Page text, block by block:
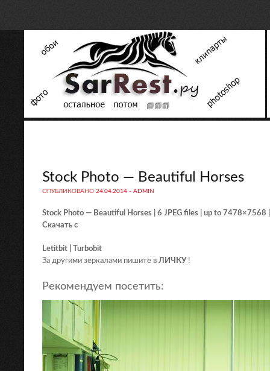
Stock Photo — Beautiful Horses
ОПУБЛИКОВАНО 24.04.2014 - ADMIN
Stock Photo — Beautiful Horses | 6 JPEG files | up to 7478×7568
Скачать с
Letitbit | Turbobit
За другими зеркалами пишите в ЛИЧКУ !
Рекомендуем посетить: